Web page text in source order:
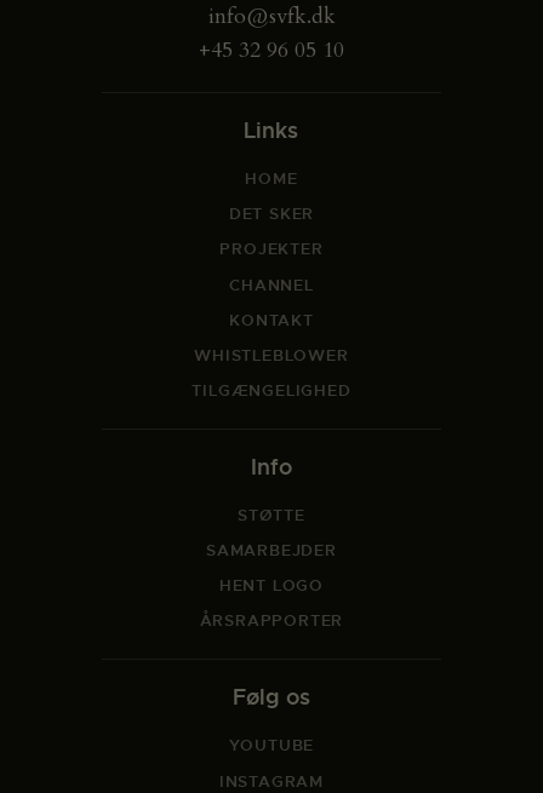
info@svfk.dk
+45 32 96 05 10
Links
HOME
DET SKER
PROJEKTER
CHANNEL
KONTAKT
WHISTLEBLOWER
TILGÆNGELIGHED
Info
STØTTE
SAMARBEJDER
HENT LOGO
ÅRSRAPPORTER
Følg os
YOUTUBE
INSTAGRAM